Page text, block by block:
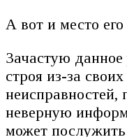
А вот и место
Зачастую данное
строя из-за
неисправностей,
неверную
может